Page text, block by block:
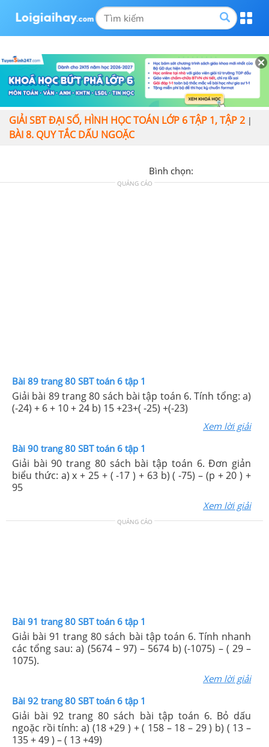
GIẢI SBT ĐẠI SỐ, HÌNH HỌC TOÁN LỚP 6 TẬP 1, TẬP 2 |
BÀI 8. QUY TẮC DẤU NGOẶC
Bình chọn:
QUẢNG CÁO
Bài 89 trang 80 SBT toán 6 tập 1
Giải bài 89 trang 80 sách bài tập toán 6. Tính tổng: a)
(-24) + 6 + 10 + 24 b) 15 +23+( -25) +(-23)
Xem lời giải
Bài 90 trang 80 SBT toán 6 tập 1
Giải bài 90 trang 80 sách bài tập toán 6. Đơn giản
biểu thức: a) x + 25 + ( -17 ) + 63 b) ( -75) – (p + 20 ) +
95
Xem lời giải
QUẢNG CÁO
Bài 91 trang 80 SBT toán 6 tập 1
Giải bài 91 trang 80 sách bài tập toán 6. Tính nhanh
các tổng sau: a) (5674 – 97) – 5674 b) (-1075) – ( 29 –
1075).
Xem lời giải
Bài 92 trang 80 SBT toán 6 tập 1
Giải bài 92 trang 80 sách bài tập toán 6. Bỏ dấu
ngoặc rồi tính: a) (18 +29 ) + ( 158 – 18 – 29 ) b) ( 13 –
135 + 49 ) – ( 13 +49)